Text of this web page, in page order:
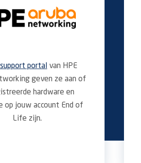
portal van HPE
geven ze aan of
hardware en
op jouw account End of
Life zijn.